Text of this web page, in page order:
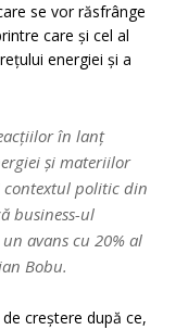
se vor răsfrânge
care și cel al
energiei şi a
în lanț
și materiilor
contextul politic din
business-ul
avans cu 20% al
Bobu.
creștere după ce,